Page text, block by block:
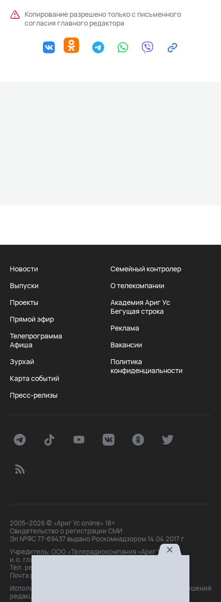
Копирование разрешено только с письменного
согласия главного редактора
Новости
Выпуски
Проекты
Прямой эфир
Телепрограмма
Афиша
Зурхай
Карта событий
Пресс-релизы
Семейный контролер
О телекомпании
Академия Ариг Ус
Бегущая строка
Реклама
Вакансии
Политика
конфиденциальности
2005–2026 © «Ариг Ус online» 18+
Свидетельство о регистрации СМИ
Эл №ФС 77-69437 выдано Роскомнадзором 14.04.2017 г.
Учредитель: ООО «Телерадиокомпания «Ариг Ус»,
и.о. главного редактора: Маханова О.Б.
Тел. peдakции: +7(3012)21-30-14,
Почта peдakции: editor@arigus.tv
Использование материалов только с письменного разрешения
редакции. При цитировании прямая активная ссылка на